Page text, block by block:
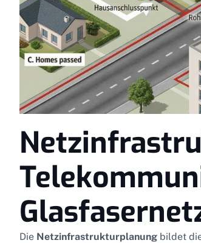
Die Netzinfrastrukturplanung bildet